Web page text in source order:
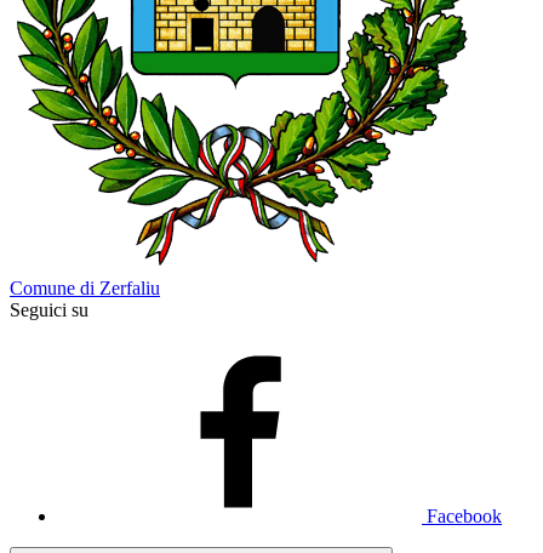
Comune di Zerfaliu
Seguici su
Facebook